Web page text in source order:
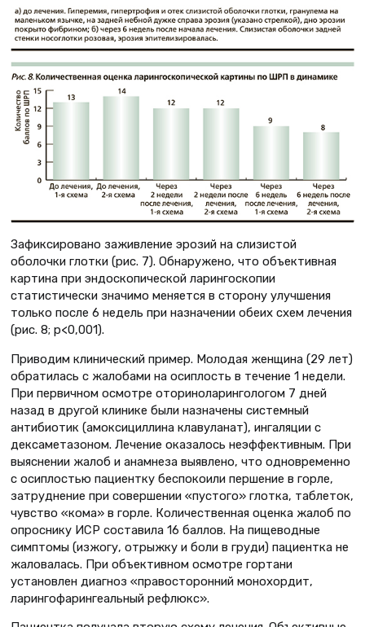
Зафиксировано заживление эрозий на слизистой
оболочки глотки (рис. 7). Обнаружено, что объективная
картина при эндоскопической ларингоскопии
статистически значимо меняется в сторону улучшения
только после 6 недель при назначении обеих схем лечения
(рис. 8; р<0,001).
Приводим клинический пример. Молодая женщина (29 лет)
обратилась с жалобами на осиплость в течение 1 недели.
При первичном осмотре оториноларингологом 7 дней
назад в другой клинике были назначены системный
антибиотик (амоксициллина клавуланат), ингаляции с
дексаметазоном. Лечение оказалось неэффективным. При
выяснении жалоб и анамнеза выявлено, что одновременно
с осиплостью пациентку беспокоили першение в горле,
затруднение при совершении «пустого» глотка, таблеток,
чувство «кома» в горле. Количественная оценка жалоб по
опроснику ИСР составила 16 баллов. На пищеводные
симптомы (изжогу, отрыжку и боли в груди) пациентка не
жаловалась. При объективном осмотре гортани
установлен диагноз «правосторонний монохордит,
ларингофарингеальный рефлюкс».